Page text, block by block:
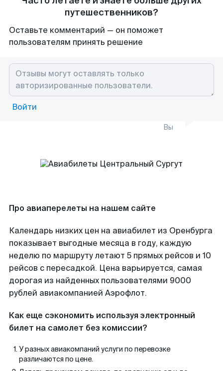
путешественников?
Оставьте комментарий — он поможет
пользователям принять решение
Войти
Вы
Про авиаперелеты на нашем сайте
Календарь низких цен на авиабилет из Оренбурга
показывает выгодные месяца в году, каждую
неделю по маршруту летают 5 прямых рейсов и 10
рейсов с пересадкой. Цена варьируется, самая
дорогая из найденных пользователями 9000
рублей авиакомпанией Аэрофлот.
Как еще сэкономить используя электронный
билет на самолет без комиссии?
У разных авиакомпаний услуги по перевозке
различаются по цене.